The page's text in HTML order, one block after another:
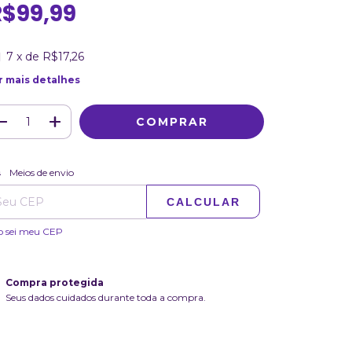
7 x de R$17,26
mais detalhes
para o CEP:
Meios de envio
CALCULAR
sei meu CEP
Compra protegida
Seus dados cuidados durante toda a compra.